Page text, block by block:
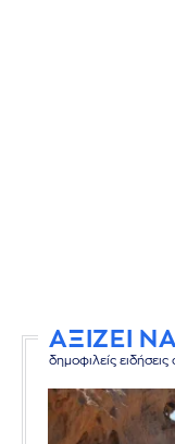
ΑΞΙΖΕΙ
δημοφιλείς